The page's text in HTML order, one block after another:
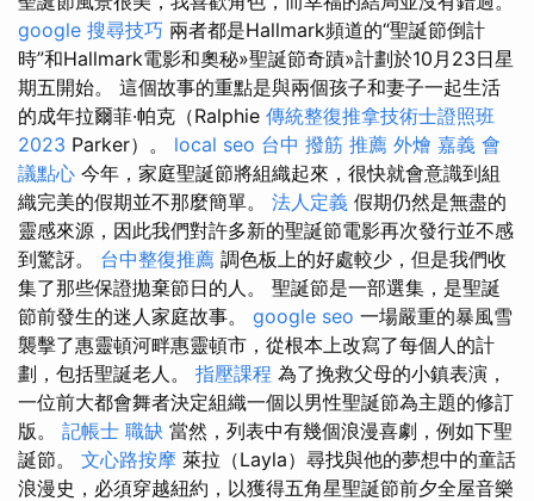
google 搜尋技巧 兩者都是Hallmark頻道的“聖誕節倒計
時”和Hallmark電影和奧秘»聖誕節奇蹟»計劃於10月23日星
期五開始。 這個故事的重點是與兩個孩子和妻子一起生活
的成年拉爾菲·帕克（Ralphie 傳統整復推拿技術士證照班
2023 Parker）。 local seo 台中 撥筋 推薦 外燴 嘉義 會
議點心 今年，家庭聖誕節將組織起來，很快就會意識到組
織完美的假期並不那麼簡單。 法人定義 假期仍然是無盡的
靈感來源，因此我們對許多新的聖誕節電影再次發行並不感
到驚訝。 台中整復推薦 調色板上的好處較少，但是我們收
集了那些保證拋棄節日的人。 聖誕節是一部選集，是聖誕
節前發生的迷人家庭故事。 google seo 一場嚴重的暴風雪
襲擊了惠靈頓河畔惠靈頓市，從根本上改寫了每個人的計
劃，包括聖誕老人。 指壓課程 為了挽救父母的小鎮表演，
一位前大都會舞者決定組織一個以男性聖誕節為主題的修訂
版。 記帳士 職缺 當然，列表中有幾個浪漫喜劇，例如下聖
誕節。 文心路按摩 萊拉（Layla）尋找與他的夢想中的童話
浪漫史，必須穿越紐約，以獲得五角星聖誕節前夕全屋音樂